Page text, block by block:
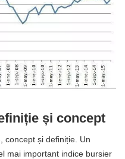
și concept
concept și definiție. Un
mai important indice bursier